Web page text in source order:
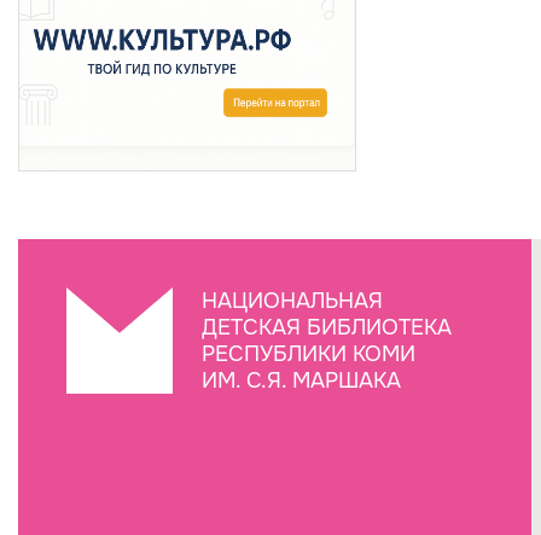
НАЦИОНАЛЬНАЯ
ДЕТСКАЯ БИБЛИОТЕКА
РЕСПУБЛИКИ КОМИ
ИМ. С.Я. МАРШАКА